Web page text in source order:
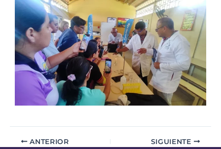
ANTERIOR SIGUIENTE